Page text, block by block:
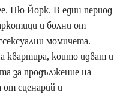
Ню Йорк. В един период
и болни от
момичета.
квартира, които идват и
за продължение на
от сценарий и